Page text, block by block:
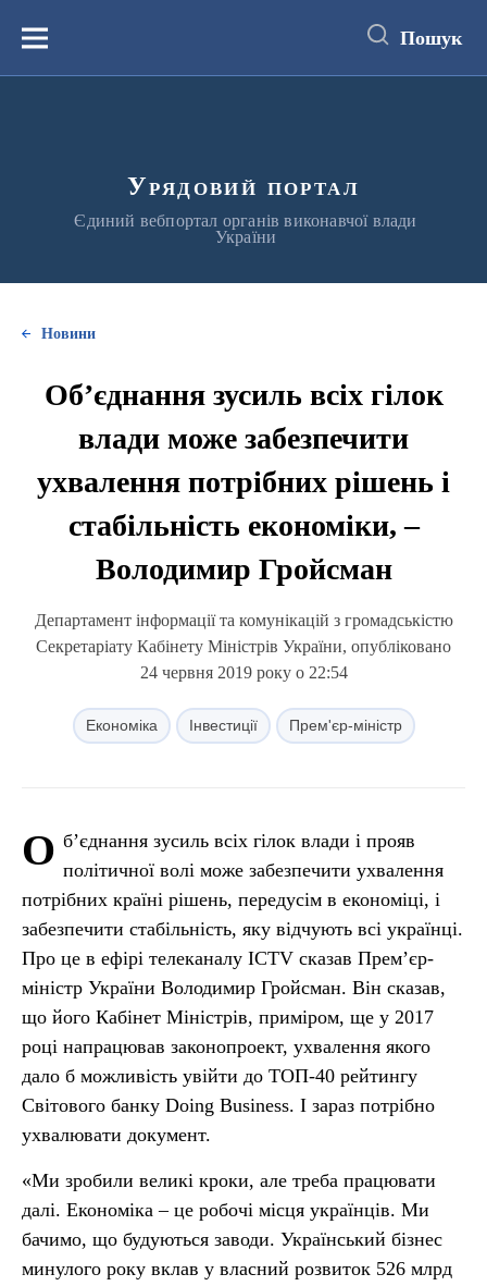
вмістуМеню Пошук
Урядовий портал
Єдиний вебпортал органів виконавчої влади
України
Новини
Об’єднання зусиль всіх гілок
влади може забезпечити
ухвалення потрібних рішень і
стабільність економіки, –
Володимир Гройсман
Департамент інформації та комунікацій з громадськістю
Секретаріату Кабінету Міністрів України, опубліковано
24 червня 2019 року о 22:54
Економіка Інвестиції Прем'єр-міністр
О б’єднання зусиль всіх гілок влади і прояв
політичної волі може забезпечити ухвалення
потрібних країні рішень, передусім в економіці, і
забезпечити стабільність, яку відчують всі українці.
Про це в ефірі телеканалу ICTV сказав Прем’єр-
міністр України Володимир Гройсман. Він сказав,
що його Кабінет Міністрів, приміром, ще у 2017
році напрацював законопроект, ухвалення якого
дало б можливість увійти до ТОП-40 рейтингу
Світового банку Doing Business. І зараз потрібно
ухвалювати документ.
«Ми зробили великі кроки, але треба працювати
далі. Економіка – це робочі місця українців. Ми
бачимо, що будуються заводи. Український бізнес
минулого року вклав у власний розвиток 526 млрд